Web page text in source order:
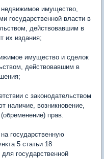
недвижимое имущество,
государственной власти в
действовавшим в
их издания;
имущество и сделок
действовавшим в
с законодательством
наличие, возникновение,
прав.
государственную
5 статьи 18
государственной